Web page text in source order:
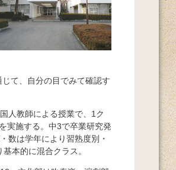
て、自分の目でみて確認す
人教師による授業で、1ク
実施する。中3で卒業研究発
数は学年により習熟度別・
本的に混合クラス。